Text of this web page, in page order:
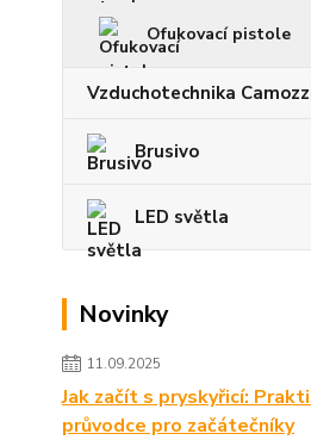
Ofukovací pistole
Vzduchotechnika
Brusivo
LED světla
Novinky
11.09.2025
Jak začít s pryskyřicí:
průvodce pro začátečníky